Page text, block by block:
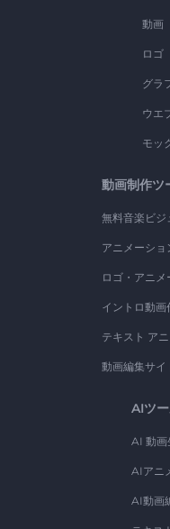
動画
ロゴ
グラ
ウエ
モッ
動画制作ツ
無料音楽ビジ
アニメーショ
ロゴ・アニメ
イントロ動画
テキスト ア
動画編集サイ
AIツ
AI 動画
AIアニ
AI動画